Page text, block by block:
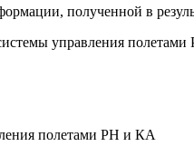
полученной в
управления
полетами РН и КА